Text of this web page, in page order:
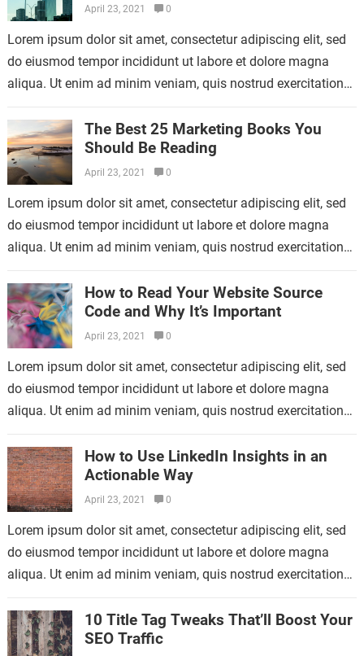
April 23, 2021 0
Lorem ipsum dolor sit amet, consectetur adipiscing elit, sed
do eiusmod tempor incididunt ut labore et dolore magna
aliqua. Ut enim ad minim veniam, quis nostrud exercitation
The Best 25 Marketing Books You
Should Be Reading
April 23, 2021 0
Lorem ipsum dolor sit amet, consectetur adipiscing elit, sed
do eiusmod tempor incididunt ut labore et dolore magna
aliqua. Ut enim ad minim veniam, quis nostrud exercitation
How to Read Your Website Source
Code and Why It’s Important
April 23, 2021 0
Lorem ipsum dolor sit amet, consectetur adipiscing elit, sed
do eiusmod tempor incididunt ut labore et dolore magna
aliqua. Ut enim ad minim veniam, quis nostrud exercitation
How to Use LinkedIn Insights in an
Actionable Way
April 23, 2021 0
Lorem ipsum dolor sit amet, consectetur adipiscing elit, sed
do eiusmod tempor incididunt ut labore et dolore magna
aliqua. Ut enim ad minim veniam, quis nostrud exercitation
10 Title Tag Tweaks That’ll Boost Your
SEO Traffic